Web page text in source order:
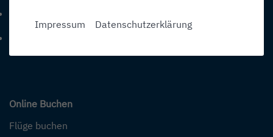
Telefonnummer: 4 9 0 7 5 4 1 2 8 4 0
Online Buchen
Flüge buchen
Impressum Datenschutzerklärung